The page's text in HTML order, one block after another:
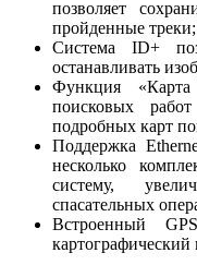
позволяет
пройденные треки;
Система ID+
останавливать
Функция «Карта
поисковых
подробных карт
Поддержка
несколько
систему,
спасательных
Встроенный
картографический